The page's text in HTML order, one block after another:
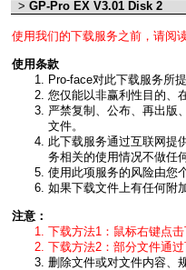
> GP-Pro EX V3.01 Disk 2
使用我们的下载服务之前，请阅
使用条款
Pro-face对此下载服务所
您仅能以非赢利性目的、
严禁复制、公布、再出版
文件。
此下载服务通过互联网提
务相关的使用情况不做任
使用此项服务的风险由您
如果下载文件上有任何附
注意：
下载方法1：鼠标右键点
下载方法2：部分文件通
删除文件或对文件内容、